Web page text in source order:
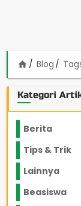
home Blog
Kategori
Berita
Tips & Trik
Lainnya
Beasiswa